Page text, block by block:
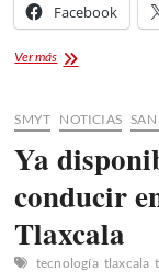
Facebook
Ver másCIERRES
EL
8M
EN
TLAXCALA
SMYT NOTICIAS
Ya
conducir
Tlaxcala
tecnología tlaxcala